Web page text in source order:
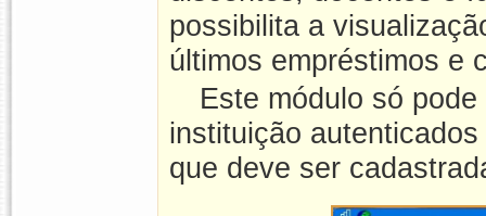
possibilita a
últimos empréstimos e
Este módulo só
instituição
que deve ser